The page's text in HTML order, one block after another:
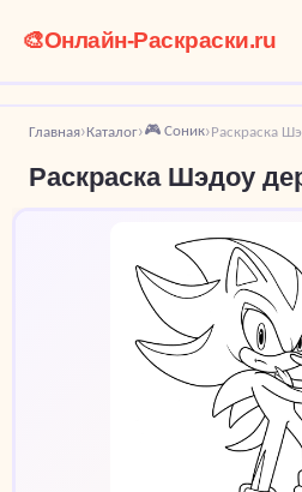
🎨Онлайн-Раскраски.ru
Главная›Каталог›🎮 Соник›Раскраска
Раскраска Шэдоу